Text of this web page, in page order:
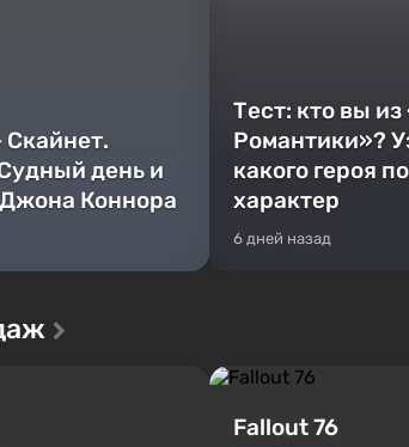
Скайнет.
день и
Коннора
Тест: кто вы
Романтики»?
какого героя
характер
6 дней назад
Fallout 76